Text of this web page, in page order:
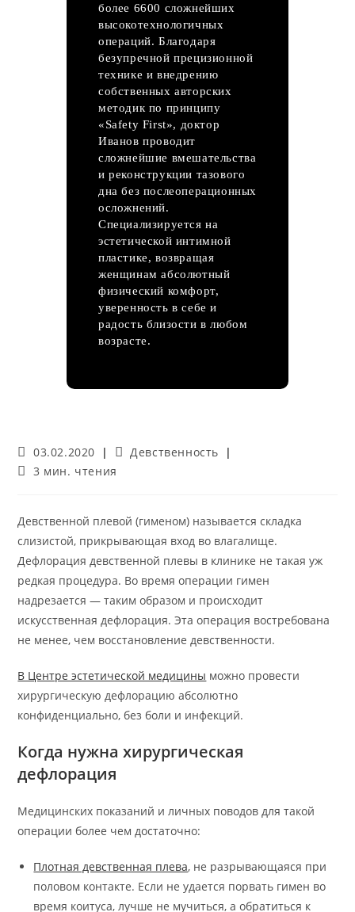
более 6600 сложнейших
высокотехнологичных
операций. Благодаря
безупречной прецизионной
технике и внедрению
собственных авторских
методик по принципу
«Safety First», доктор
Иванов проводит
сложнейшие вмешательства
и реконструкции тазового
дна без послеоперационных
осложнений.
Специализируется на
эстетической интимной
пластике, возвращая
женщинам абсолютный
физический комфорт,
уверенность в себе и
радость близости в любом
возрасте.
Запись
опубликована:
03.02.2020
Рубрика
записи:
Девственность
Время
3 мин. чтения
Девственной плевой (гименом) называется складка
слизистой, прикрывающая вход во влагалище.
Дефлорация девственной плевы в клинике не такая уж
редкая процедура. Во время операции гимен
надрезается — таким образом и происходит
искусственная дефлорация. Эта операция востребована
не менее, чем восстановление девственности.
В Центре эстетической медицины можно провести
хирургическую дефлорацию абсолютно
конфиденциально, без боли и инфекций.
Когда нужна хирургическая
дефлорация
Медицинских показаний и личных поводов для такой
операции более чем достаточно:
Плотная девственная плева, не разрывающаяся при
половом контакте. Если не удается порвать гимен во
время коитуса, лучше не мучиться, а обратиться к